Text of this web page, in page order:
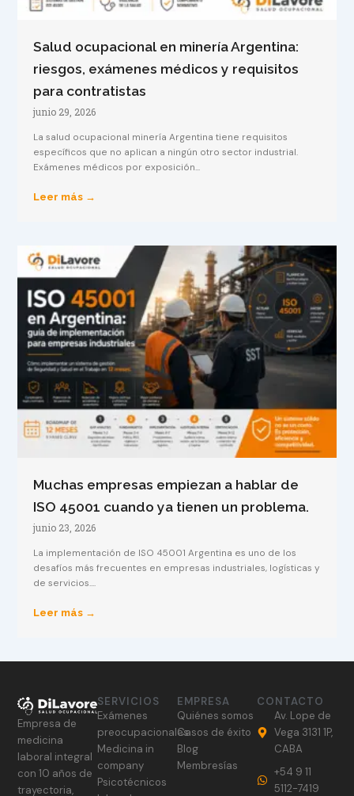
Salud ocupacional en minería Argentina:
riesgos, exámenes médicos y requisitos
para contratistas
junio 29, 2026
La salud ocupacional minería Argentina tiene requisitos
específicos que no aplican a ningún otro sector industrial.
Exámenes médicos por exposición...
Leer más →
Muchas empresas empiezan a hablar de
ISO 45001 cuando ya tienen un problema.
junio 23, 2026
La implementación de ISO 45001 Argentina es uno de los
desafíos más frecuentes en empresas industriales, logísticas y
de servicios....
Leer más →
Empresa de
medicina
laboral integral
con 10 años de
trayectoria,
SERVICIOS
Exámenes
preocupacionales
Medicina in
company
Psicotécnicos
EMPRESA
Quiénes somos
Casos de éxito
Blog
Membresías
CONTACTO
Av. Lope de
Vega 3131 1P,
CABA
+54 9 11
5112-7419